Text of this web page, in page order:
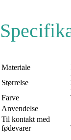
Materiale
Størrelse
Farve
Anvendelse
Til kontakt med
fødevarer